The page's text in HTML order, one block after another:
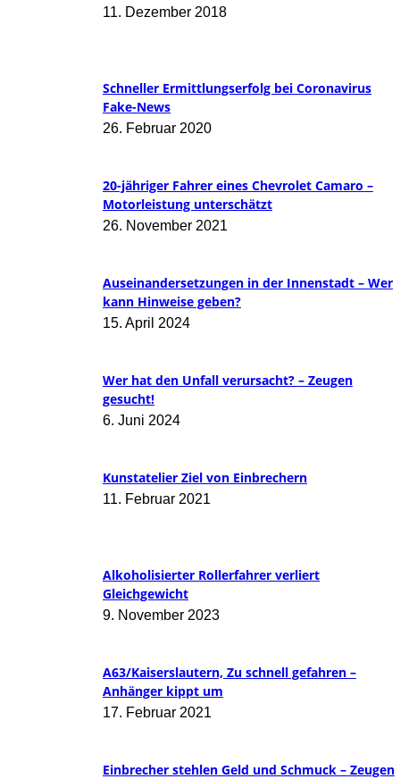
11. Dezember 2018
Schneller Ermittlungserfolg bei Coronavirus
Fake-News
26. Februar 2020
20-jähriger Fahrer eines Chevrolet Camaro –
Motorleistung unterschätzt
26. November 2021
Auseinandersetzungen in der Innenstadt – Wer
kann Hinweise geben?
15. April 2024
Wer hat den Unfall verursacht? – Zeugen
gesucht!
6. Juni 2024
Kunstatelier Ziel von Einbrechern
11. Februar 2021
Alkoholisierter Rollerfahrer verliert
Gleichgewicht
9. November 2023
A63/Kaiserslautern, Zu schnell gefahren –
Anhänger kippt um
17. Februar 2021
Einbrecher stehlen Geld und Schmuck – Zeugen